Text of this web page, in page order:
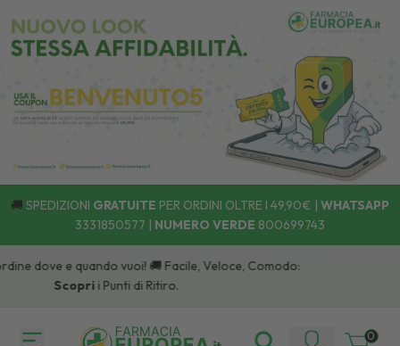
🚚 SPEDIZIONI GRATUITE PER ORDINI OLTRE I 49,90€ | WHATSAPP
3331850577 | NUMERO VERDE 800699743
dove e quando vuoi! 🚚 Facile, Veloce, Comodo:
Scoprii Punti di Ritiro.
0